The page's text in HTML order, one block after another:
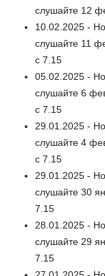
слушайте 12
10.02.2025 -
слушайте 11
с 7.15
05.02.2025 -
слушайте 6
с 7.15
29.01.2025 -
слушайте 4
с 7.15
29.01.2025 -
слушайте 30
7.15
28.01.2025 -
слушайте 29
7.15